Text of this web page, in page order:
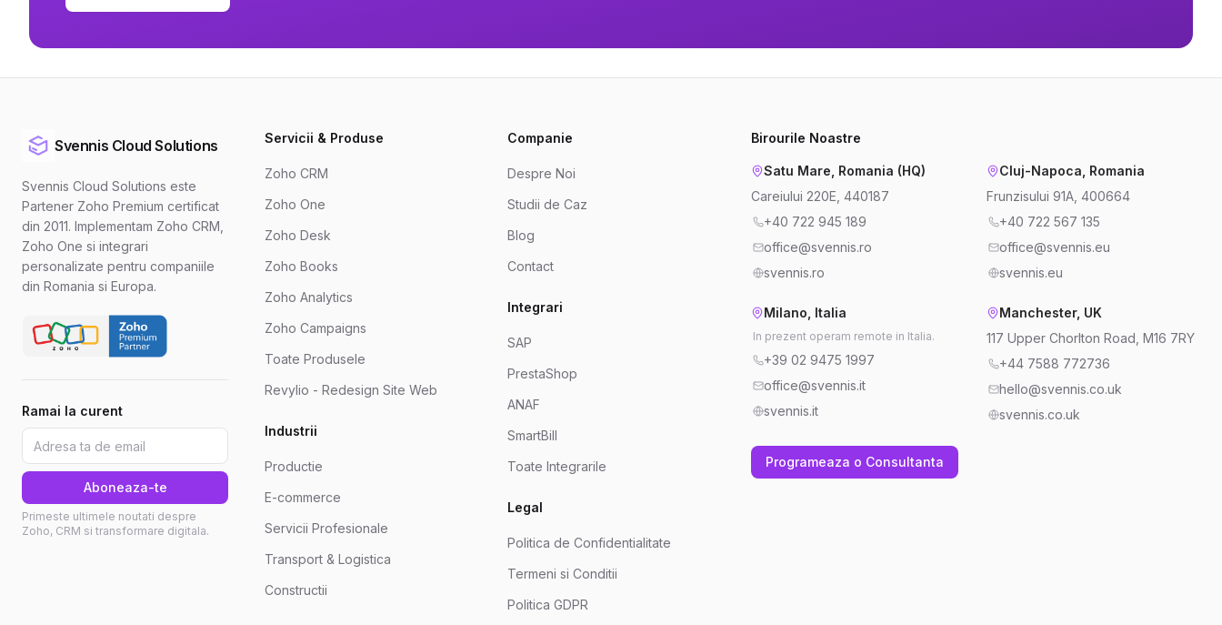
Svennis Cloud Solutions
Svennis Cloud Solutions este
Partener Zoho Premium certificat
din 2011. Implementam Zoho CRM,
Zoho One si integrari
personalizate pentru companiile
din Romania si Europa.
Ramai la curent
Aboneaza-te
Primeste ultimele noutati despre
Zoho, CRM si transformare digitala.
Servicii & Produse
Zoho CRM
Zoho One
Zoho Desk
Zoho Books
Zoho Analytics
Zoho Campaigns
Toate Produsele
Revylio - Redesign Site Web
Industrii
Productie
E-commerce
Servicii Profesionale
Transport & Logistica
Constructii
Companie
Despre Noi
Studii de Caz
Blog
Contact
Integrari
SAP
PrestaShop
ANAF
SmartBill
Toate Integrarile
Legal
Politica de Confidentialitate
Termeni si Conditii
Politica GDPR
Birourile Noastre
Satu Mare, Romania (HQ)
Careiului 220E, 440187
+40 722 945 189
office@svennis.ro
svennis.ro
Cluj-Napoca, Romania
Frunzisului 91A, 400664
+40 722 567 135
office@svennis.eu
svennis.eu
Milano, Italia
In prezent operam remote in Italia.
+39 02 9475 1997
office@svennis.it
svennis.it
Manchester, UK
117 Upper Chorlton Road, M16 7RY
+44 7588 772736
hello@svennis.co.uk
svennis.co.uk
Programeaza o Consultanta